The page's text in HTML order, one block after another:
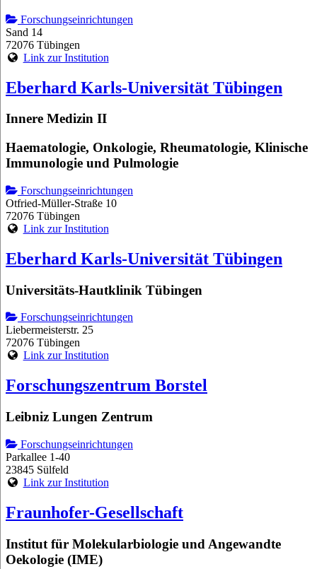
Forschungseinrichtungen
Sand 14
72076 Tübingen
Link zur Institution
Eberhard Karls-Universität Tübingen
Innere Medizin II
Haematologie, Onkologie, Rheumatologie, Klinische
Immunologie und Pulmologie
Forschungseinrichtungen
Otfried-Müller-Straße 10
72076 Tübingen
Link zur Institution
Eberhard Karls-Universität Tübingen
Universitäts-Hautklinik Tübingen
Forschungseinrichtungen
Liebermeisterstr. 25
72076 Tübingen
Link zur Institution
Forschungszentrum Borstel
Leibniz Lungen Zentrum
Forschungseinrichtungen
Parkallee 1-40
23845 Sülfeld
Link zur Institution
Fraunhofer-Gesellschaft
Institut für Molekularbiologie und Angewandte
Oekologie (IME)